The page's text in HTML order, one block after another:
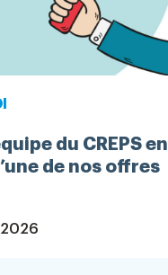
du CREPS en
de nos offres